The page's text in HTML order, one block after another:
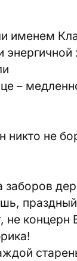
именем
–
никто не
заборов
не